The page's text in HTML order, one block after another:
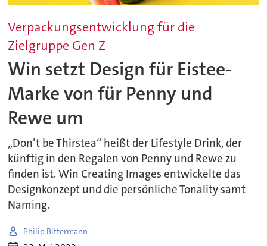
Verpackungsentwicklung für die
Zielgruppe Gen Z
Win setzt Design für Eistee-
Marke von für Penny und
Rewe um
„Don’t be Thirstea“ heißt der Lifestyle Drink, der
künftig in den Regalen von Penny und Rewe zu
finden ist. Win Creating Images entwickelte das
Designkonzept und die persönliche Tonality samt
Naming.
Philip Bittermann